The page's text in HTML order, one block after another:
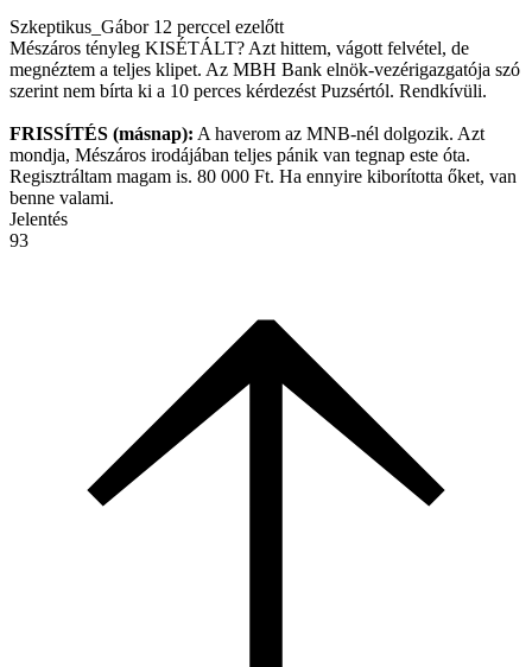
Szkeptikus_Gábor 12 perccel ezelőtt
Mészáros tényleg KISÉTÁLT? Azt hittem, vágott felvétel, de
megnéztem a teljes klipet. Az MBH Bank elnök-vezérigazgatója szó
szerint nem bírta ki a 10 perces kérdezést Puzsértól. Rendkívüli.
FRISSÍTÉS (másnap): A haverom az MNB-nél dolgozik. Azt
mondja, Mészáros irodájában teljes pánik van tegnap este óta.
Regisztráltam magam is. 80 000 Ft. Ha ennyire kiborította őket, van
benne valami.
Jelentés
93